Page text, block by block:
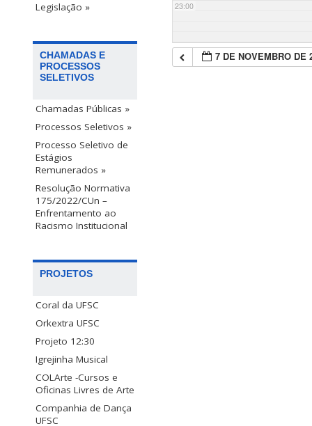
Legislação »
CHAMADAS E
PROCESSOS
SELETIVOS
Chamadas Públicas »
Processos Seletivos »
Processo Seletivo de
Estágios
Remunerados »
Resolução Normativa
175/2022/CUn –
Enfrentamento ao
Racismo Institucional
PROJETOS
Coral da UFSC
Orkextra UFSC
Projeto 12:30
Igrejinha Musical
COLArte -Cursos e
Oficinas Livres de Arte
Companhia de Dança
UFSC
23:00
7 DE NOVEMBRO DE